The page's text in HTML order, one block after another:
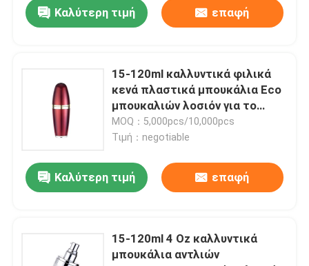
κενό αποσμητικό ραβδί
Περίπτωση σωλήνων κραγιόν
συμπαγής περίπτωση σκονών
Καλλυντική συσκευασία μανδρών
Καλύτερη τιμή επαφή
15-120ml καλλυντικά φιλικά
κενά πλαστικά μπουκάλια Eco
μπουκαλιών λοσιόν για το
λοσιόν
MOQ：5,000pcs/10,000pcs
Τιμή：negotiable
Καλύτερη τιμή επαφή
15-120ml 4 Oz καλλυντικά
μπουκάλια αντλιών